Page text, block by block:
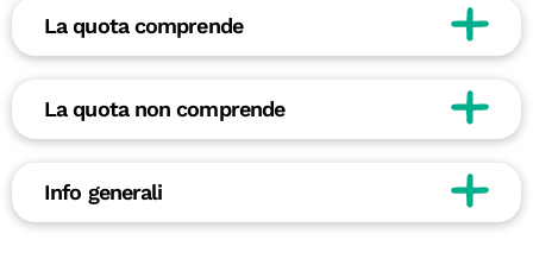
La quota comprende
La quota non comprende
Info generali